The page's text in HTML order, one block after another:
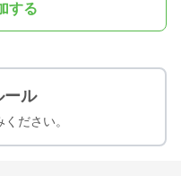
する
ール
ださい。